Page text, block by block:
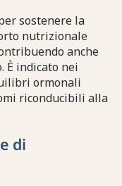
sostenere la
nutrizionale
anche
È indicato nei
ormonali
riconducibili alla
di